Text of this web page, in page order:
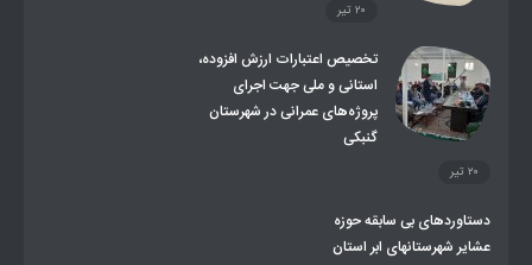
۲۰ تیر
تخصیص اعتبارات ارزش افزوده،
استانی و ملی جهت اجرای
پروژه‌های عمرانی در شهرستان
گنبکی
۲۰ تیر
دستاوردهای بی سابقه حوزه
عشایر شهرستانهای ابر استان